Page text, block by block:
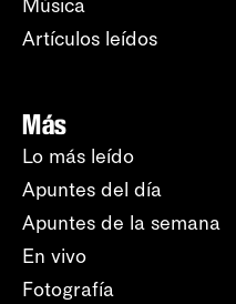
Música
Artículos leídos
Más
Lo más leído
Apuntes del día
Apuntes de la semana
En vivo
Fotografía